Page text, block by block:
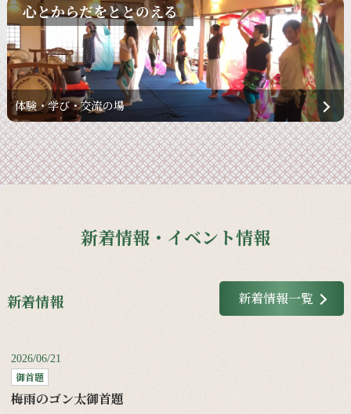
心とからだをととのえる
体験・学び・交流の場
新着情報・イベント情報
新着情報 新着情報一覧
2026/06/21
御首題
梅雨のゴン太御首題